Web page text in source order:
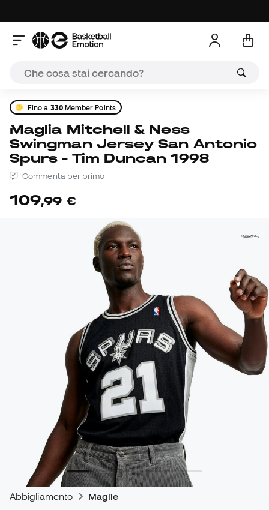
Fino a 330Member Points
Maglia Mitchell & Ness
Swingman Jersey San Antonio
Spurs - Tim Duncan 1998
Commenta per primo
109,99 €
Abbigliamento Maglie